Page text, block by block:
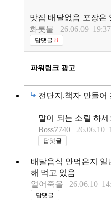
맛집 배달없음 포장은
화롯불
26.06.09 19:37
답댓글 8
파워링크 광고
전단지.책자 만들어
말이 되는 소릴 하세
Boss7740
26.06.10
답댓글
배달음식 안먹은지
해 먹고 있음
얼어죽을
26.06.10
답댓글